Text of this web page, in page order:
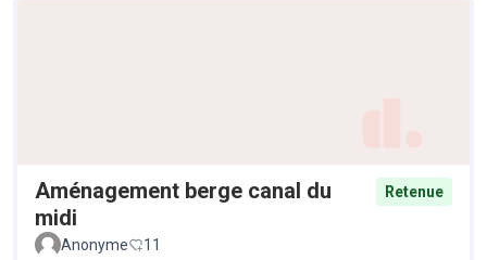
Aménagement berge canal du
midi
Retenue
Anonyme 11